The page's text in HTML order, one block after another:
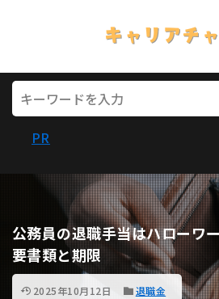
PR
公務員の退職手当はハローワ
要書類と期限
2025年10月12日 退職金